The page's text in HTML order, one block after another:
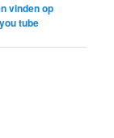
vinden op
you tube